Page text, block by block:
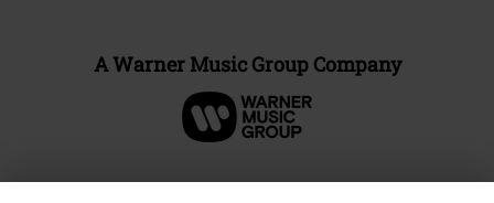
A Warner Music Group Company